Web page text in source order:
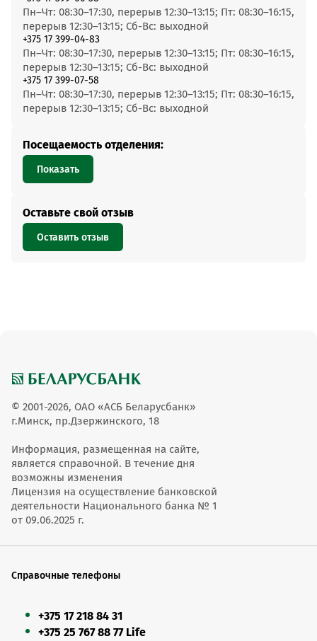
Пн–Чт: 08:30–17:30, перерыв 12:30–13:15; Пт: 08:30–16:15,
перерыв 12:30–13:15; Сб-Вс: выходной
+375 17 399-04-83
Пн–Чт: 08:30–17:30, перерыв 12:30–13:15; Пт: 08:30–16:15,
перерыв 12:30–13:15; Сб-Вс: выходной
+375 17 399-07-58
Пн–Чт: 08:30–17:30, перерыв 12:30–13:15; Пт: 08:30–16:15,
перерыв 12:30–13:15; Сб-Вс: выходной
Посещаемость отделения:
Показать
Оставьте свой отзыв
Оставить отзыв
© 2001-2026, ОАО «АСБ Беларусбанк»
г.Минск, пр.Дзержинского, 18
Информация, размещенная на сайте,
является справочной. В течение дня
возможны изменения
Лицензия на осуществление банковской
деятельности Национального банка № 1
от 09.06.2025 г.
Справочные телефоны
+375 17 218 84 31
+375 25 767 88 77 Life